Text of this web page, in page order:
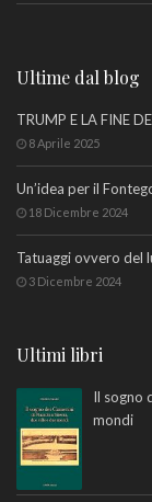
Ultime dal blog
TRUMP E LA FINE
8 Aprile 2025
Un’idea per il
18 Dicembre 2024
Tatuaggi ovvero del
3 Dicembre 2024
Ultimi libri
Il sogno
mondi